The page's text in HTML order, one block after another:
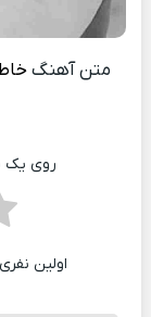
متن آهنگ
روی یک
اولین